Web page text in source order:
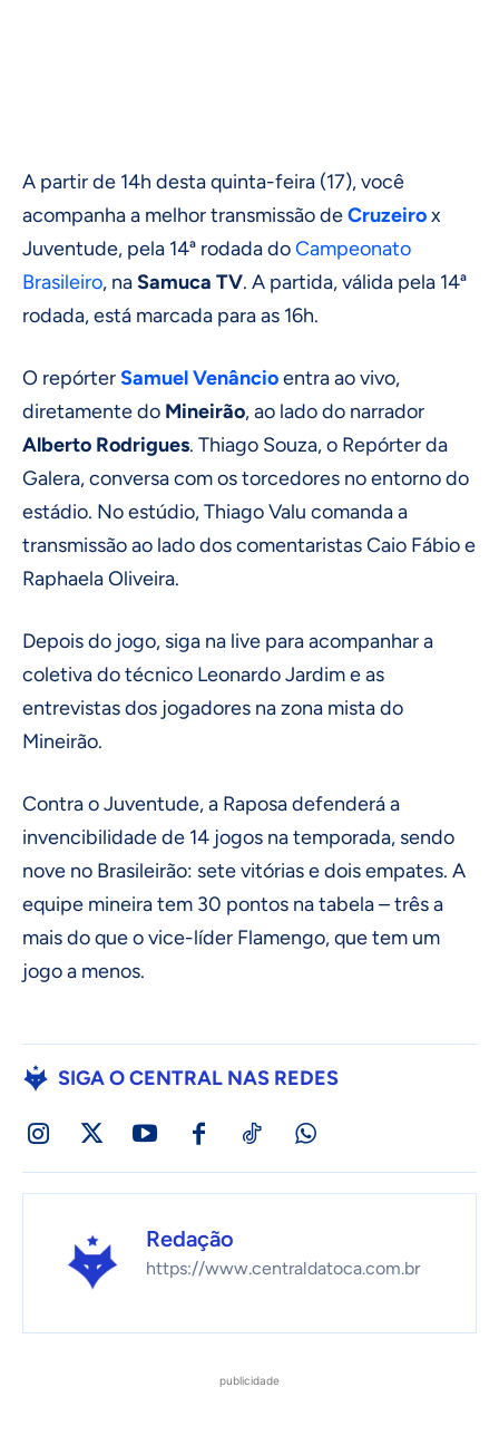
A partir de 14h desta quinta-feira (17), você
acompanha a melhor transmissão deCruzeirox
Juventude, pela 14ª rodada doCampeonato
Brasileiro, naSamuca TV. A partida, válida pela 14ª
rodada, está marcada para as 16h.
O repórterSamuel Venâncioentra ao vivo,
diretamente do Mineirão, ao lado do narrador
Alberto Rodrigues. Thiago Souza, o Repórter da
Galera, conversa com os torcedores no entorno do
estádio. No estúdio, Thiago Valu comanda a
transmissão ao lado dos comentaristas Caio Fábio e
Raphaela Oliveira.
Depois do jogo, siga na live para acompanhar a
coletiva do técnico Leonardo Jardim e as
entrevistas dos jogadores na zona mista do
Mineirão.
Contra o Juventude, a Raposa defenderá a
invencibilidade de 14 jogos na temporada, sendo
nove no Brasileirão: sete vitórias e dois empates. A
equipe mineira tem 30 pontos na tabela – três a
mais do que o vice-líder Flamengo, que tem um
jogo a menos.
SIGA O CENTRAL NAS REDES
Redação
https://www.centraldatoca.com.br
publicidade